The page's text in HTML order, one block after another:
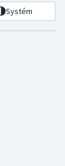
Systém